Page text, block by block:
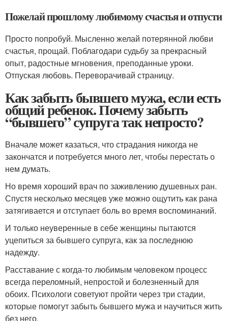
Пожелай прошлому любимому счастья и отпусти
Просто попробуй. Мысленно желай потерянной любви
счастья, прощай. Поблагодари судьбу за прекрасный
опыт, радостные мгновения, преподанные уроки.
Отпуская любовь. Переворачивай страницу.
Как забыть бывшего мужа, если есть
общий ребенок. Почему забыть
“бывшего” супруга так непросто?
Вначале может казаться, что страдания никогда не
закончатся и потребуется много лет, чтобы перестать о
нем думать.
Но время хороший врач по заживлению душевных ран.
Спустя несколько месяцев уже можно ощутить как рана
затягивается и отступает боль во время воспоминаний.
И только неуверенные в себе женщины пытаются
уцепиться за бывшего супруга, как за последнюю
надежду.
Расставание с когда-то любимым человеком процесс
всегда переломный, непростой и болезненный для
обоих. Психологи советуют пройти через три стадии,
которые помогут забыть бывшего мужа и научиться жить
без него.